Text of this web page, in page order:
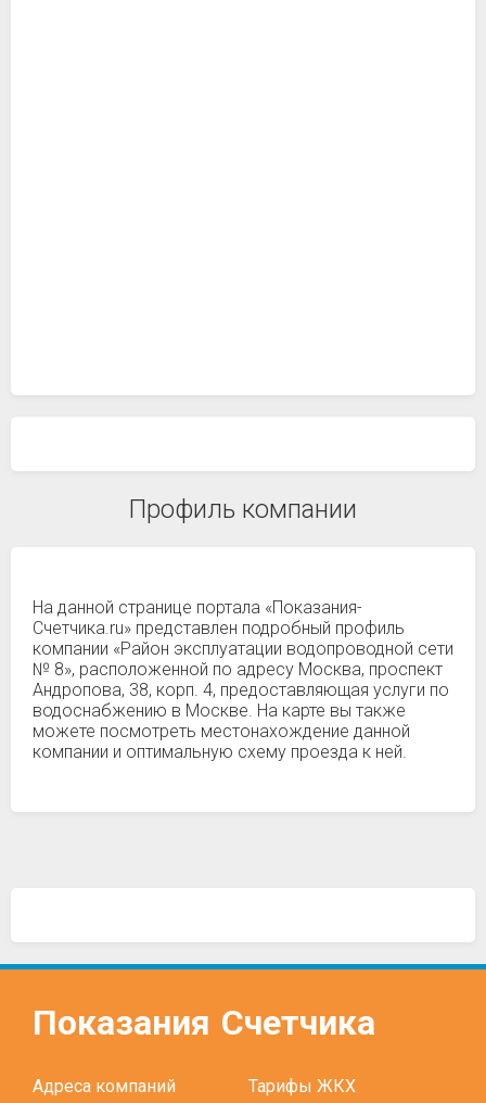
Профиль компании
На данной странице портала «Показания-
Счетчика.ru» представлен подробный профиль
компании «Район эксплуатации водопроводной сети
№ 8», расположенной по адресу Москва, проспект
Андропова, 38, корп. 4, предоставляющая услуги по
водоснабжению в Москве. На карте вы также
можете посмотреть местонахождение данной
компании и оптимальную схему проезда к ней.
Показания Счетчика
Адреса компаний Тарифы ЖКХ